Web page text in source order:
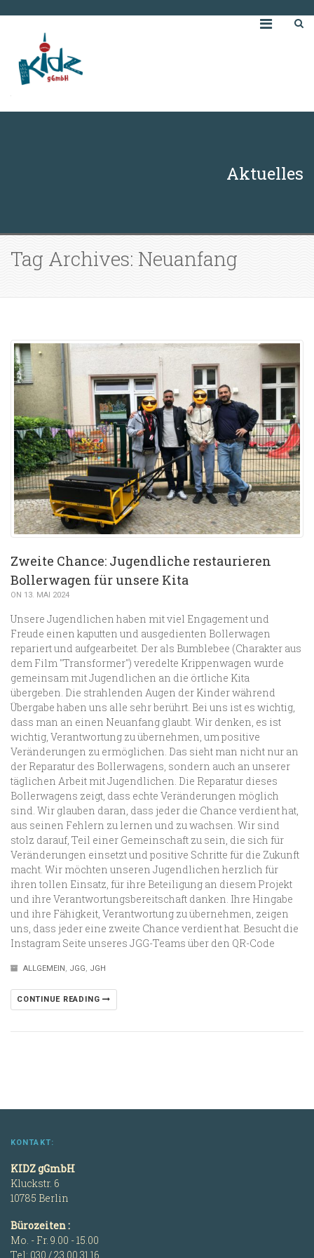
Aktuelles
Tag Archives: Neuanfang
Zweite Chance: Jugendliche restaurieren
Bollerwagen für unsere Kita
ON 13. MAI 2024
Unsere Jugendlichen haben mit viel Engagement und
Freude einen kaputten und ausgedienten Bollerwagen
repariert und aufgearbeitet. Der als Bumblebee (Charakter aus
dem Film "Transformer") veredelte Krippenwagen wurde
gemeinsam mit Jugendlichen an die örtliche Kita
übergeben. Die strahlenden Augen der Kinder während
Übergabe haben uns alle sehr berührt. Bei uns ist es wichtig,
dass man an einen Neuanfang glaubt. Wir denken, es ist
wichtig, Verantwortung zu übernehmen, um positive
Veränderungen zu ermöglichen. Das sieht man nicht nur an
der Reparatur des Bollerwagens, sondern auch an unserer
täglichen Arbeit mit Jugendlichen. Die Reparatur dieses
Bollerwagens zeigt, dass echte Veränderungen möglich
sind. Wir glauben daran, dass jeder die Chance verdient hat,
aus seinen Fehlern zu lernen und zu wachsen. Wir sind
stolz darauf, Teil einer Gemeinschaft zu sein, die sich für
Veränderungen einsetzt und positive Schritte für die Zukunft
macht. Wir möchten unseren Jugendlichen herzlich für
ihren tollen Einsatz, für ihre Beteiligung an diesem Projekt
und ihre Verantwortungsbereitschaft danken. Ihre Hingabe
und ihre Fähigkeit, Verantwortung zu übernehmen, zeigen
uns, dass jeder eine zweite Chance verdient hat. Besucht die
Instagram Seite unseres JGG-Teams über den QR-Code
ALLGEMEIN, JGG, JGH
CONTINUE READING
KONTAKT:
KIDZ gGmbH
Kluckstr. 6
10785 Berlin
Bürozeiten :
Mo. - Fr. 9.00 - 15.00
Tel: 030 / 23 00 31 16